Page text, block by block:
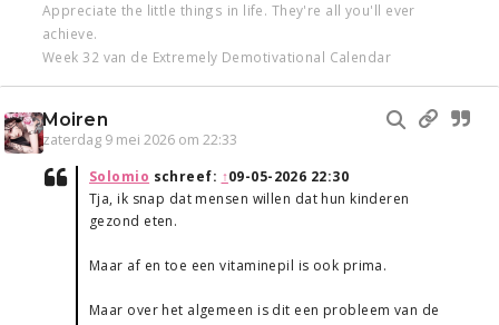
Appreciate the little things in life. They're all you'll ever
achieve.
Week 32 van de Extremely Demotivational Calendar
Moiren
zaterdag 9 mei 2026 om 22:33
Solomio schreef: ↑09-05-2026 22:30
Tja, ik snap dat mensen willen dat hun kinderen
gezond eten.
Maar af en toe een vitaminepil is ook prima.
Maar over het algemeen is dit een probleem van de